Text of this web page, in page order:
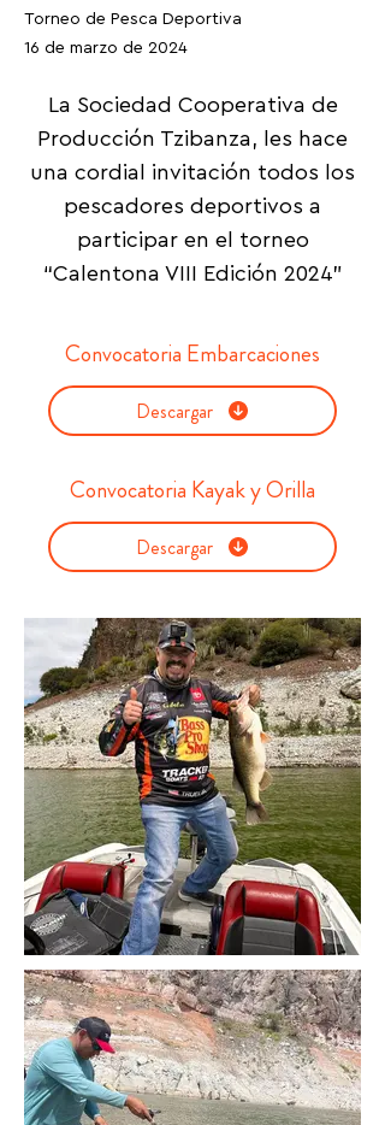
Torneo de Pesca Deportiva
16 de marzo de 2024
La Sociedad Cooperativa de
Producción Tzibanza, les hace
una cordial invitación todos los
pescadores deportivos a
participar en el torneo
“Calentona VIII Edición 2024”
Convocatoria Embarcaciones
Descargar
Convocatoria Kayak y Orilla
Descargar